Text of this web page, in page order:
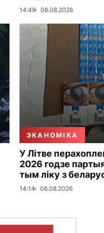
14:49 06.08.2026
ЭКАНОМІКА
У Літве
2026 годзе
тым ліку з
14:14 06.08.2026